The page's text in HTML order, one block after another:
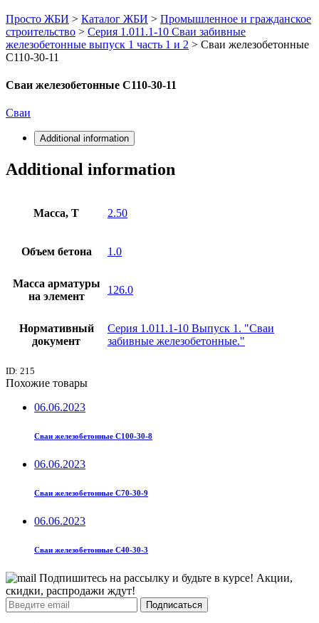
Просто ЖБИ > Каталог ЖБИ > Промышленное и гражданское
строительство > Серия 1.011.1-10 Сваи забивные
железобетонные выпуск 1 часть 1 и 2 > Сваи железобетонные
С110-30-11
Сваи железобетонные С110-30-11
Сваи
Additional information
Additional information
Масса, Т 2.50
Объем бетона 1.0
Масса арматуры
на элемент
126.0
Нормативный
документ
Серия 1.011.1-10 Выпуск 1. "Сваи
забивные железобетонные."
ID: 215
Похожие товары
06.06.2023
Сваи железобетонные С100-30-8
06.06.2023
Сваи железобетонные С70-30-9
06.06.2023
Сваи железобетонные С40-30-3
Подпишитесь на рассылку и будьте в курсе! Акции,
скидки, распродажи ждут!
Подписаться